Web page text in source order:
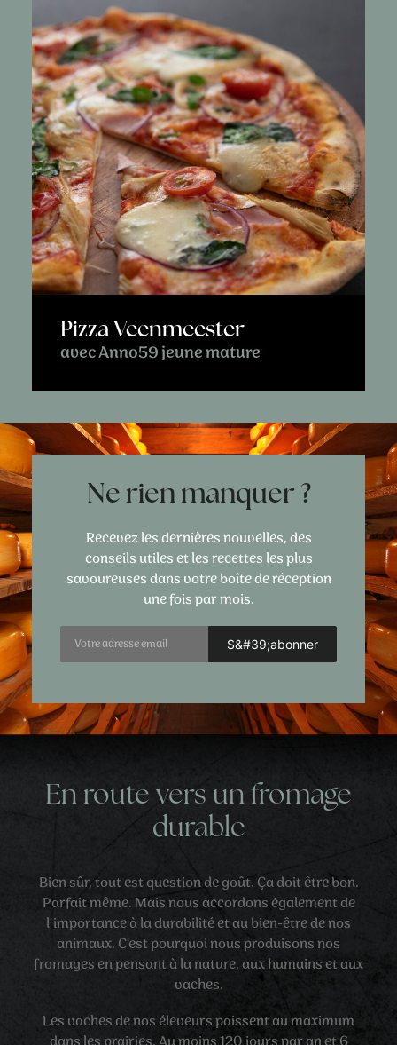
Pizza Veenmeester
avec Anno59 jeune mature
Ne rien manquer ?
Recevez les dernières nouvelles, des
conseils utiles et les recettes les plus
savoureuses dans votre boîte de réception
une fois par mois.
En route vers un fromage
durable
Bien sûr, tout est question de goût. Ça doit être bon.
Parfait même. Mais nous accordons également de
l'importance à la durabilité et au bien-être de nos
animaux. C'est pourquoi nous produisons nos
fromages en pensant à la nature, aux humains et aux
vaches.
Les vaches de nos éleveurs paissent au maximum